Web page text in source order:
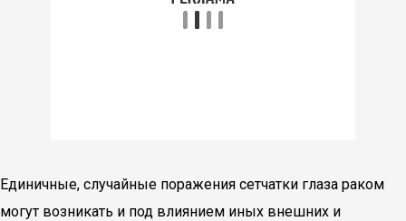
Единичные, случайные поражения сетчатки глаза раком
могут возникать и под влиянием иных внешних и